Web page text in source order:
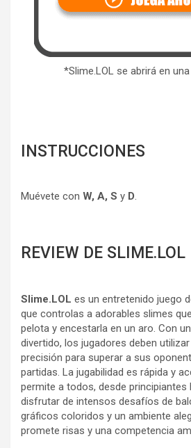
*Slime.LOL se abrirá en
INSTRUCCIONES
Muévete con W, A, S y D.
REVIEW DE SLIME.LOL
Slime.LOL es un entretenido juego
que controlas a adorables slimes
pelota y encestarla en un aro. Con
divertido, los jugadores deben
precisión para superar a sus
partidas. La jugabilidad es rápida y
permite a todos, desde principiantes
disfrutar de intensos desafíos de
gráficos coloridos y un ambiente
promete risas y una competencia